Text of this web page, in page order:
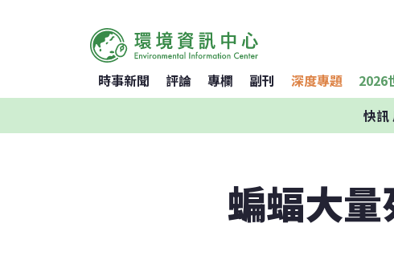
時事新聞 評論 專欄 副刊 深度專題 2026
快訊
蝙蝠大